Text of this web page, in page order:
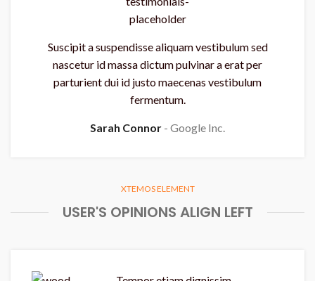
Suscipit a suspendisse aliquam vestibulum sed
nascetur id massa dictum pulvinar a erat per
parturient dui id justo maecenas vestibulum
fermentum.
Sarah Connor Google Inc.
XTEMOS ELEMENT
USER'S OPINIONS ALIGN LEFT